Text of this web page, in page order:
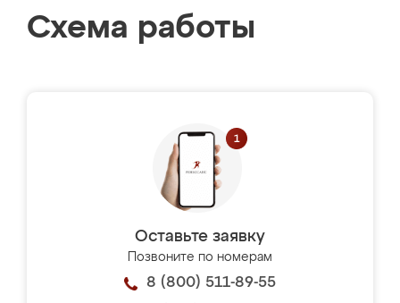
Схема работы
Оставьте заявку
Позвоните по номерам
8 (800) 511-89-55